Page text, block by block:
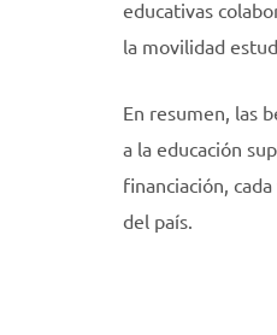
educativas
la movilidad
En resumen, las
a la educación
financiación,
del país.